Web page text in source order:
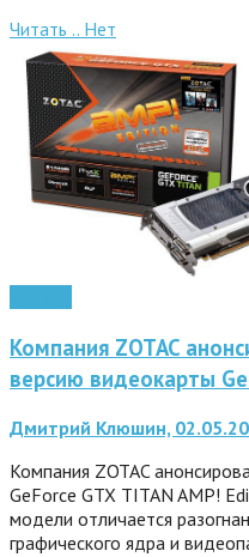
Читать .. Нет
Компания ZOTAC
версию видеокарты
Дмитрий Клюшин,
Компания ZOTAC
GeForce GTX TITAN AMP!
модели отличается
графического ядра и